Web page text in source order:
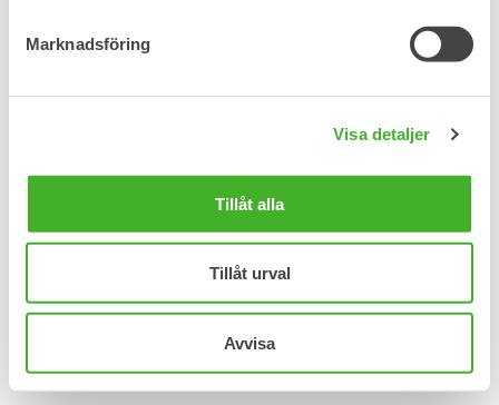
Marknadsföring
Visa detaljer
Tillåt alla
Tillåt urval
Avvisa